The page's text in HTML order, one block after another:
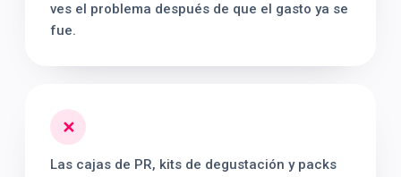
ves el problema después de que el gasto ya se
fue.
✕
Las cajas de PR, kits de degustación y packs